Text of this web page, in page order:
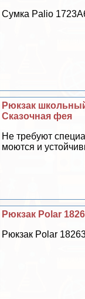
Сумка Palio
Рюкзак
Сказочная фея
Не требуют
моются и
Рюкзак Polar
Рюкзак Polar